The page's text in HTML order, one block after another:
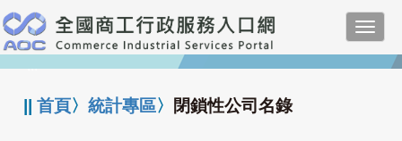
跳
到
主
要
:::
||首頁〉統計專區〉 閉鎖性公司名錄